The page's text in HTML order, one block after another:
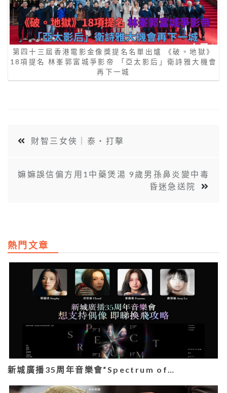
第四十三屆香港電影金像獎提名名單出爐 《破。地獄》
18項提名 林峯郭富城爭影帝 「亞太影后」衛詩雅大機會
再下一城
財智三女俠｜泰‧打擊
嫲嫲誤信偏方用1中藥煲湯 9歲男孫鼻炎變中毒
昏迷急送院
熱門文章
新城廣播35周年音樂會“Spectrum of…